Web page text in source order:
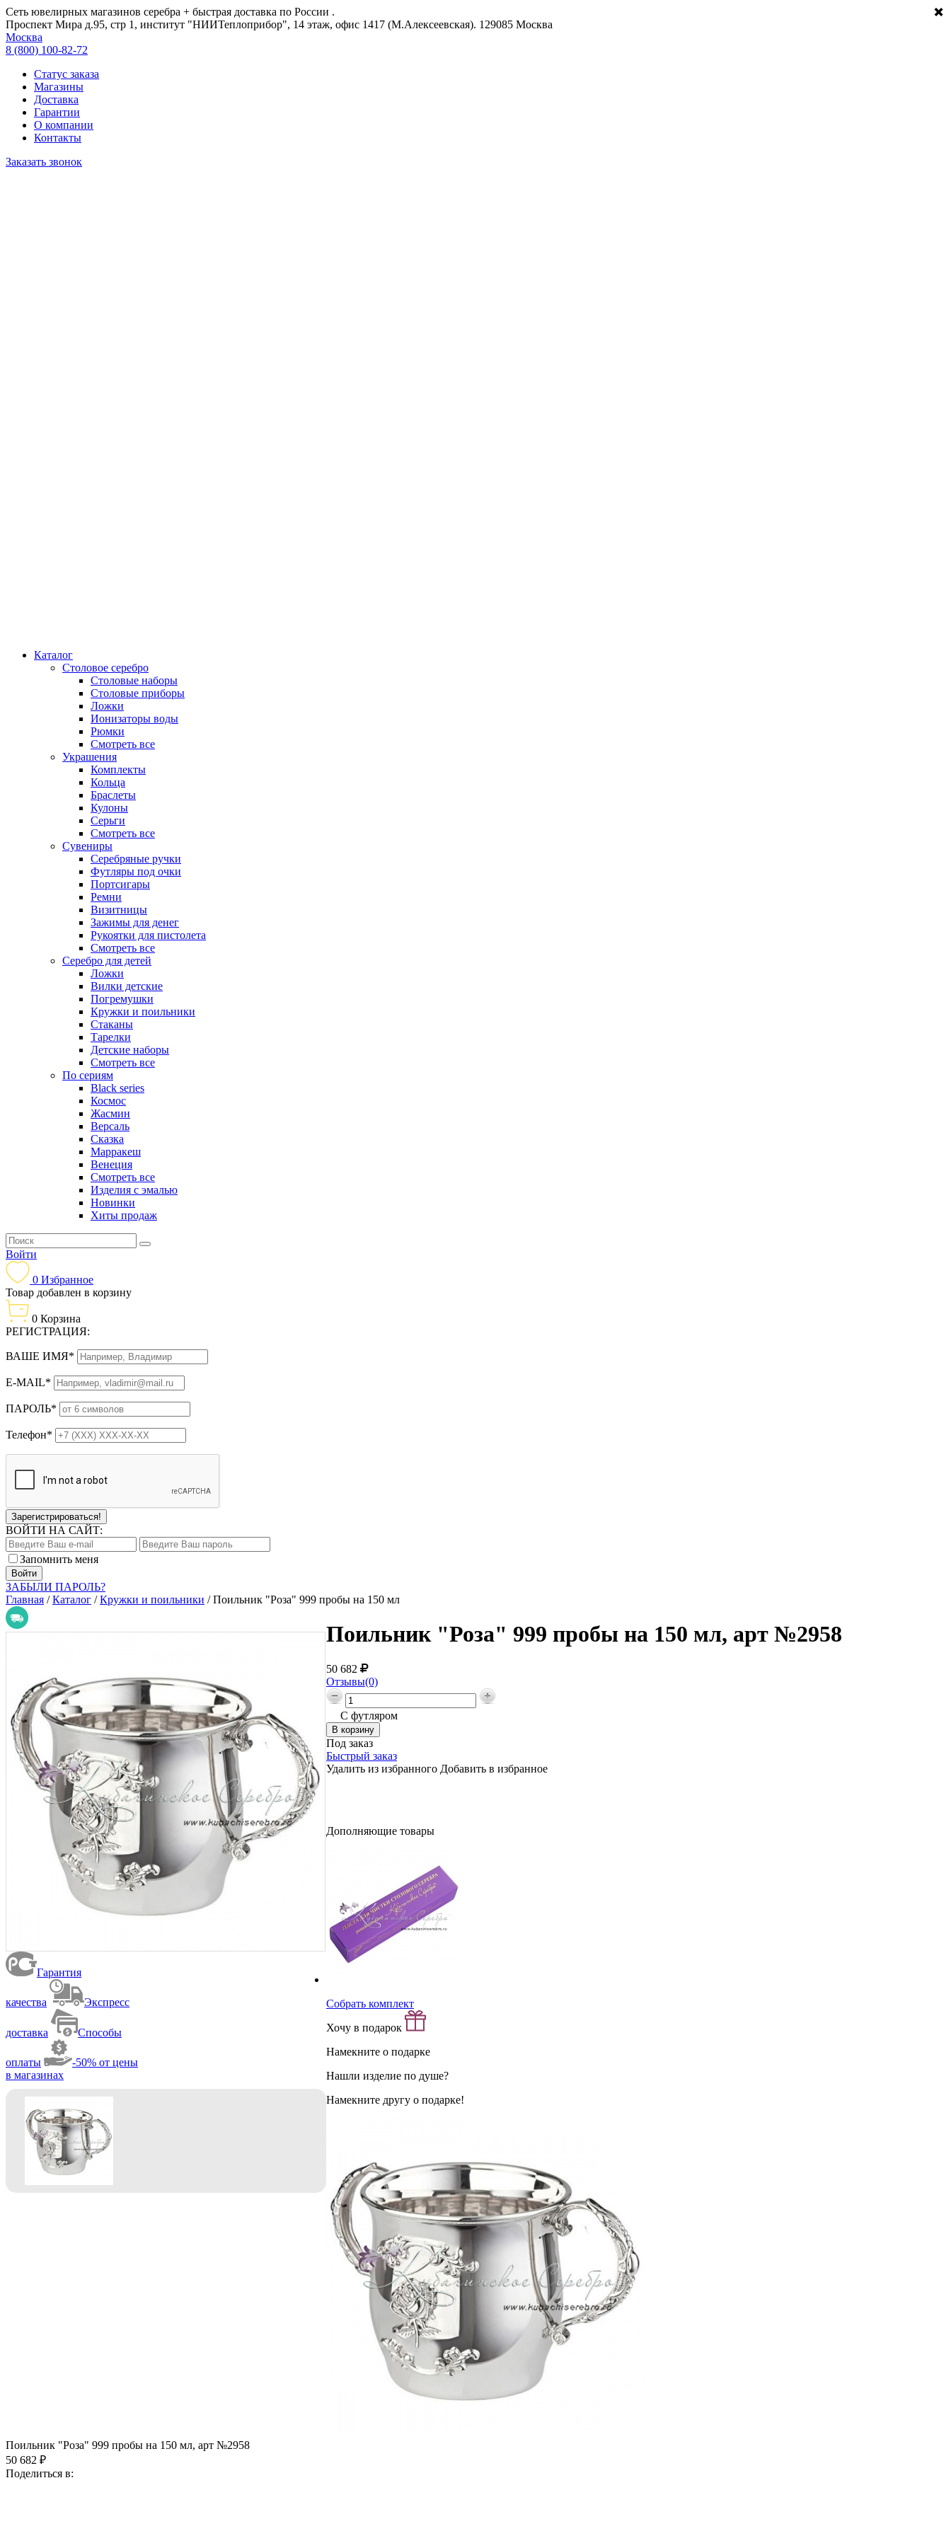
Сеть ювелирных магазинов серебра + быстрая доставка по России .
Проспект Мира д.95, стр 1, институт "НИИТеплоприбор", 14 этаж, офис 1417 (М.Алексеевская). 129085 Москва
Москва
8 (800) 100-82-72
Статус заказа
Магазины
Доставка
Гарантии
О компании
Контакты
Заказать звонок
Каталог
Столовое серебро
Столовые наборы
Столовые приборы
Ложки
Ионизаторы воды
Рюмки
Смотреть все
Украшения
Комплекты
Кольца
Браслеты
Кулоны
Серьги
Смотреть все
Сувениры
Серебряные ручки
Футляры под очки
Портсигары
Ремни
Визитницы
Зажимы для денег
Рукоятки для пистолета
Смотреть все
Серебро для детей
Ложки
Вилки детские
Погремушки
Кружки и поильники
Стаканы
Тарелки
Детские наборы
Смотреть все
По сериям
Black series
Космос
Жасмин
Версаль
Сказка
Марракеш
Венеция
Смотреть все
Изделия с эмалью
Новинки
Хиты продаж
Войти
0 Избранное
Товар добавлен в корзину
0 Корзина
РЕГИСТРАЦИЯ:
ВАШЕ ИМЯ*
E-MAIL*
ПАРОЛЬ*
Телефон*
Зарегистрироваться!
ВОЙТИ НА САЙТ:
Запомнить меня
ЗАБЫЛИ ПАРОЛЬ?
Главная /Каталог /Кружки и поильники /Поильник "Роза" 999 пробы на 150 мл
Гарантия
качества Экспресс
доставка Способы
оплаты
-50% от цены
в магазинах
Поильник "Роза" 999 пробы на 150 мл, арт №2958
50 682
Отзывы(0)
С футляром
Под заказ
Быстрый заказ
Удалить из избранного Добавить в избранное
Дополняющие товары
Собрать комплект
Хочу в подарок
Намекните о подарке
Нашли изделие по душе?
Намекните другу о подарке!
Поильник "Роза" 999 пробы на 150 мл, арт №2958
50 682 ₽
Поделиться в: